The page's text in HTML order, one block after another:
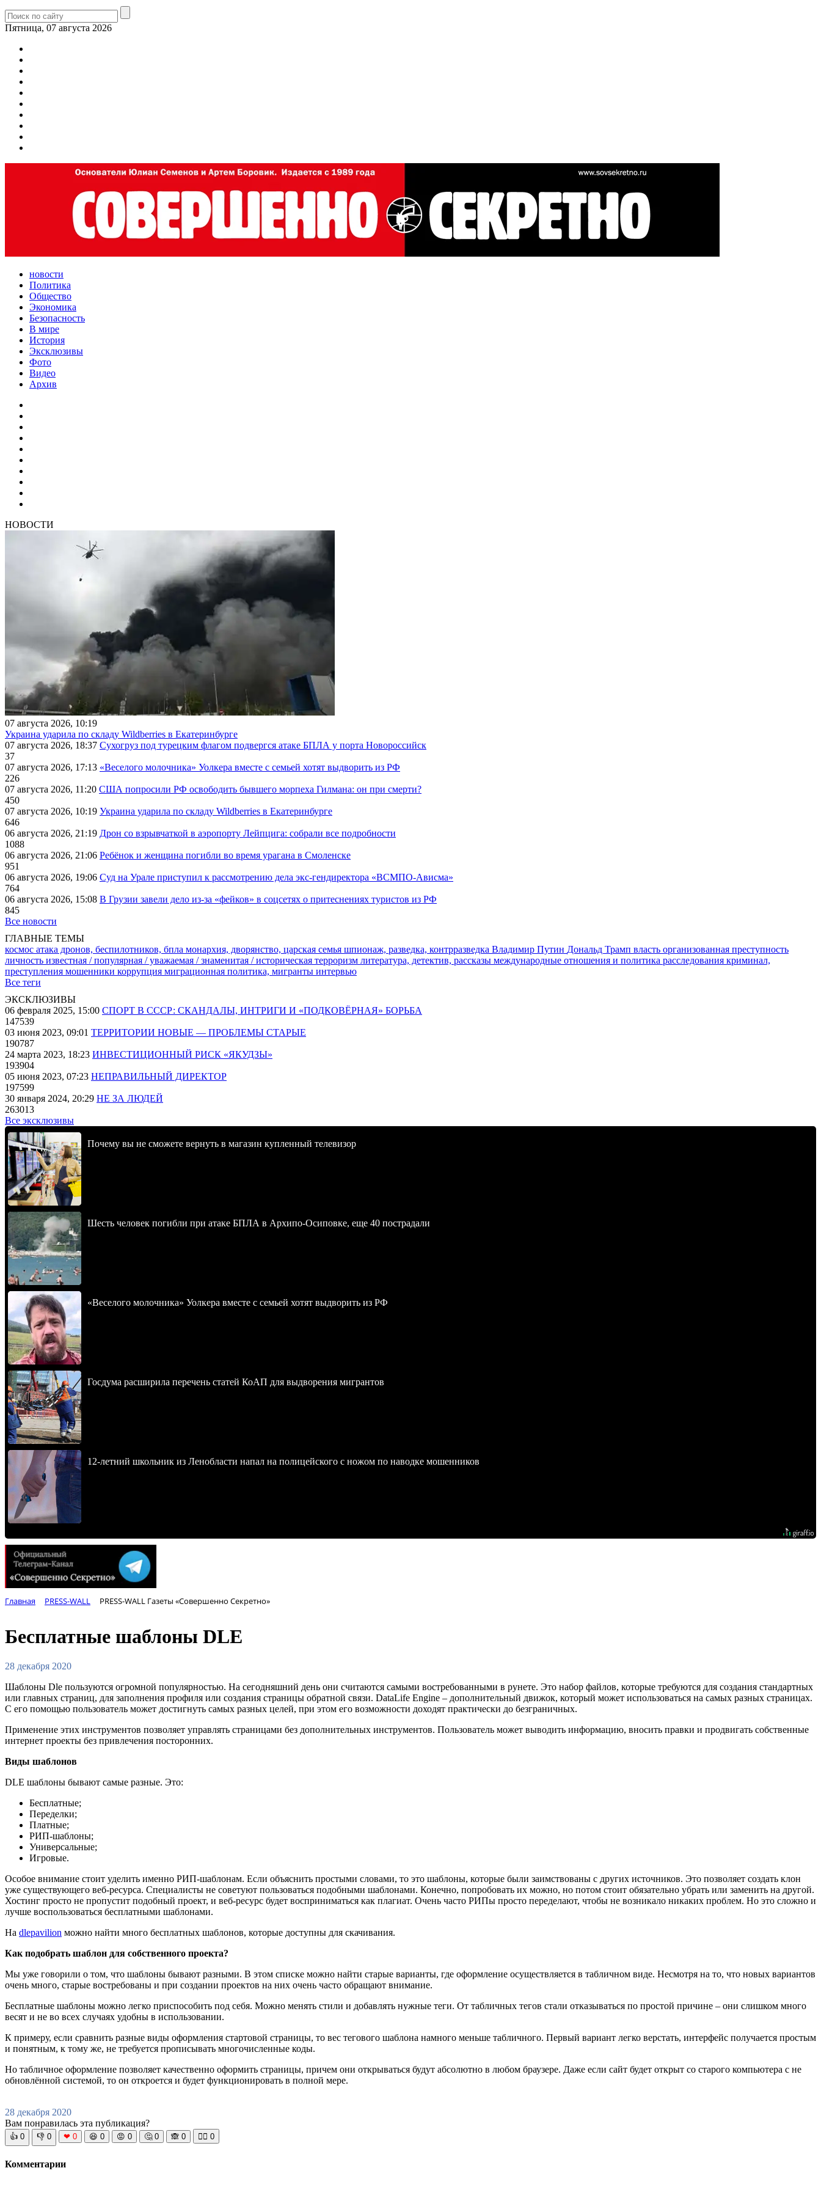
Пятница, 07 августа 2026
новости
Политика
Общество
Экономика
Безопасность
В мире
История
Эксклюзивы
Фото
Видео
Архив
НОВОСТИ
07 августа 2026, 10:19
Украина ударила по складу Wildberries в Екатеринбурге
07 августа 2026, 18:37 Сухогруз под турецким флагом подвергся атаке БПЛА у порта Новороссийск
37
07 августа 2026, 17:13 «Веселого молочника» Уолкера вместе с семьей хотят выдворить из РФ
226
07 августа 2026, 11:20 США попросили РФ освободить бывшего морпеха Гилмана: он при смерти?
450
07 августа 2026, 10:19 Украина ударила по складу Wildberries в Екатеринбурге
646
06 августа 2026, 21:19 Дрон со взрывчаткой в аэропорту Лейпцига: собрали все подробности
1088
06 августа 2026, 21:06 Ребёнок и женщина погибли во время урагана в Смоленске
951
06 августа 2026, 19:06 Суд на Урале приступил к рассмотрению дела экс-гендиректора «ВСМПО-Ависма»
764
06 августа 2026, 15:08 В Грузии завели дело из-за «фейков» в соцсетях о притеснениях туристов из РФ
845
Все новости
ГЛАВНЫЕ ТЕМЫ
космос атака дронов, беспилотников, бпла монархия, дворянство, царская семья шпионаж, разведка, контрразведка Владимир Путин Дональд Трамп власть организованная преступность
личность известная / популярная / уважаемая / знаменитая / историческая терроризм литература, детектив, рассказы международные отношения и политика расследования криминал,
преступления мошенники коррупция миграционная политика, мигранты интервью
Все теги
ЭКСКЛЮЗИВЫ
06 февраля 2025, 15:00 СПОРТ В СССР: СКАНДАЛЫ, ИНТРИГИ И «ПОДКОВЁРНАЯ» БОРЬБА
147539
03 июня 2023, 09:01 ТЕРРИТОРИИ НОВЫЕ — ПРОБЛЕМЫ СТАРЫЕ
190787
24 марта 2023, 18:23 ИНВЕСТИЦИОННЫЙ РИСК «ЯКУДЗЫ»
193904
05 июня 2023, 07:23 НЕПРАВИЛЬНЫЙ ДИРЕКТОР
197599
30 января 2024, 20:29 НЕ ЗА ЛЮДЕЙ
263013
Все эксклюзивы
Почему вы не сможете вернуть в магазин купленный телевизор
Шесть человек погибли при атаке БПЛА в Архипо-Осиповке, еще 40 пострадали
«Веселого молочника» Уолкера вместе с семьей хотят выдворить из РФ
Госдума расширила перечень статей КоАП для выдворения мигрантов
12-летний школьник из Ленобласти напал на полицейского с ножом по наводке мошенников
Главная PRESS-WALL PRESS-WALL Газеты «Совершенно Секретно»
Бесплатные шаблоны DLE
28 декабря 2020
Шаблоны Dle пользуются огромной популярностью. На сегодняшний день они считаются самыми востребованными в рунете. Это набор файлов, которые требуются для создания стандартных
или главных страниц, для заполнения профиля или создания страницы обратной связи. DataLife Engine – дополнительный движок, который может использоваться на самых разных страницах.
С его помощью пользователь может достигнуть самых разных целей, при этом его возможности доходят практически до безграничных.
Применение этих инструментов позволяет управлять страницами без дополнительных инструментов. Пользователь может выводить информацию, вносить правки и продвигать собственные
интернет проекты без привлечения посторонних.
Виды шаблонов
DLE шаблоны бывают самые разные. Это:
Бесплатные;
Переделки;
Платные;
РИП-шаблоны;
Универсальные;
Игровые.
Особое внимание стоит уделить именно РИП-шаблонам. Если объяснить простыми словами, то это шаблоны, которые были заимствованы с других источников. Это позволяет создать клон
уже существующего веб-ресурса. Специалисты не советуют пользоваться подобными шаблонами. Конечно, попробовать их можно, но потом стоит обязательно убрать или заменить на другой.
Хостинг просто не пропустит подобный проект, и веб-ресурс будет восприниматься как плагиат. Очень часто РИПы просто переделают, чтобы не возникало никаких проблем. Но это сложно и
лучше воспользоваться бесплатными шаблонами.
На dlepavilion можно найти много бесплатных шаблонов, которые доступны для скачивания.
Как подобрать шаблон для собственного проекта?
Мы уже говорили о том, что шаблоны бывают разными. В этом списке можно найти старые варианты, где оформление осуществляется в табличном виде. Несмотря на то, что новых вариантов
очень много, старые востребованы и при создании проектов на них очень часто обращают внимание.
Бесплатные шаблоны можно легко приспособить под себя. Можно менять стили и добавлять нужные теги. От табличных тегов стали отказываться по простой причине – они слишком много
весят и не во всех случаях удобны в использовании.
К примеру, если сравнить разные виды оформления стартовой страницы, то вес тегового шаблона намного меньше табличного. Первый вариант легко верстать, интерфейс получается простым
и понятным, к тому же, не требуется прописывать многочисленные коды.
Но табличное оформление позволяет качественно оформить страницы, причем они открываться будут абсолютно в любом браузере. Даже если сайт будет открыт со старого компьютера с не
обновлённой системой, то он откроется и будет функционировать в полной мере.
28 декабря 2020
Вам понравилась эта публикация?
👍 0 👎 0 ❤ 0 😆 0 😡 0 🤔 0 🙈 0 🧘‍♀️ 0
Комментарии